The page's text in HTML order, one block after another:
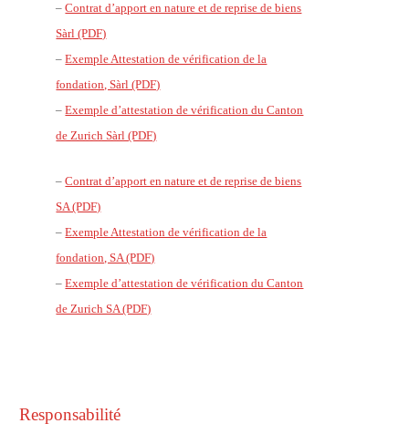
–Contrat d’apport en nature et de reprise de biens
Sàrl (PDF)
–Exemple Attestation de vérification de la
fondation, Sàrl (PDF)
–Exemple d’attestation de vérification du Canton
de Zurich Sàrl (PDF)
–Contrat d’apport en nature et de reprise de biens
SA (PDF)
–Exemple Attestation de vérification de la
fondation, SA (PDF)
–Exemple d’attestation de vérification du Canton
de Zurich SA (PDF)
Responsabilité